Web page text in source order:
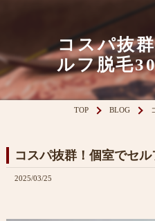
コスパ抜
ルフ脱毛
TOP BLOG
コスパ抜群！個室でセ
2025/03/25